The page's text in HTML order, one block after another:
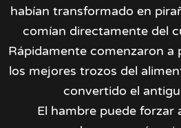
habían transformado en
comían directamente del
Rápidamente comenzaron a
los mejores trozos del
convertido el
El hambre puede forzar